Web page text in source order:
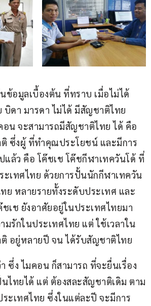
ข้อมูลเบื้องต้น ที่ทราบ เมื่อไม่ได้
บิดา มารดา ไม่ได้ มีสัญชาติไทย
อน จะสามารถมีสัญชาติไทย ได้ คือ
ซึ่งผู้ ที่ทำคุณประโยชน์ และมีการ
ล้ว คือ โค๊ชเช โค๊ชกีฬาเทควันโด้ ที่
ะเทศไทย ด้วยการปั้นนักกีฬาเทควัน
ย หลายรายทั้งระดับประเทศ และ
เช ยังอาศัยอยู่ในประเทศไทยมา
มรักในประเทศไทย แต่ ใช้เวลาใน
อยู่หลายปี จน ได้รับสัญชาติไทย
ซึ่ง ไมคอน ก็สามารถ ที่จะยื่นเรื่อง
ไทยได้ แต่ ต้องสละสัญชาติเดิม ตาม
ะเทศไทย ซึ่งในแต่ละปี จะมีการ